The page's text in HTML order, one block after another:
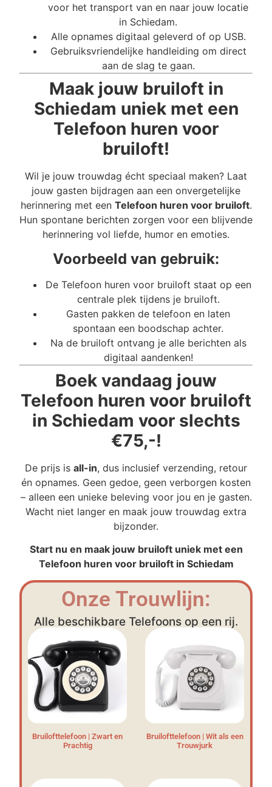
voor het transport van en naar jouw locatie
in Schiedam.
Alle opnames digitaal geleverd of op USB.
Gebruiksvriendelijke handleiding om direct
aan de slag te gaan.
Maak jouw bruiloft in
Schiedam uniek met een
Telefoon huren voor
bruiloft!
Wil je jouw trouwdag écht speciaal maken? Laat
jouw gasten bijdragen aan een onvergetelijke
herinnering met een Telefoon huren voor bruiloft.
Hun spontane berichten zorgen voor een blijvende
herinnering vol liefde, humor en emoties.
Voorbeeld van gebruik:
De Telefoon huren voor bruiloft staat op een
centrale plek tijdens je bruiloft.
Gasten pakken de telefoon en laten
spontaan een boodschap achter.
Na de bruiloft ontvang je alle berichten als
digitaal aandenken!
Boek vandaag jouw
Telefoon huren voor bruiloft
in Schiedam voor slechts
€75,-!
De prijs is all-in, dus inclusief verzending, retour
én opnames. Geen gedoe, geen verborgen kosten
– alleen een unieke beleving voor jou en je gasten.
Wacht niet langer en maak jouw trouwdag extra
bijzonder.
Start nu en maak jouw bruiloft uniek met een
Telefoon huren voor bruiloft in Schiedam
Onze Trouwlijn:
Alle beschikbare Telefoons op een rij.
Bruilofttelefoon | Zwart en
Prachtig
Bruilofttelefoon | Wit als een
Trouwjurk